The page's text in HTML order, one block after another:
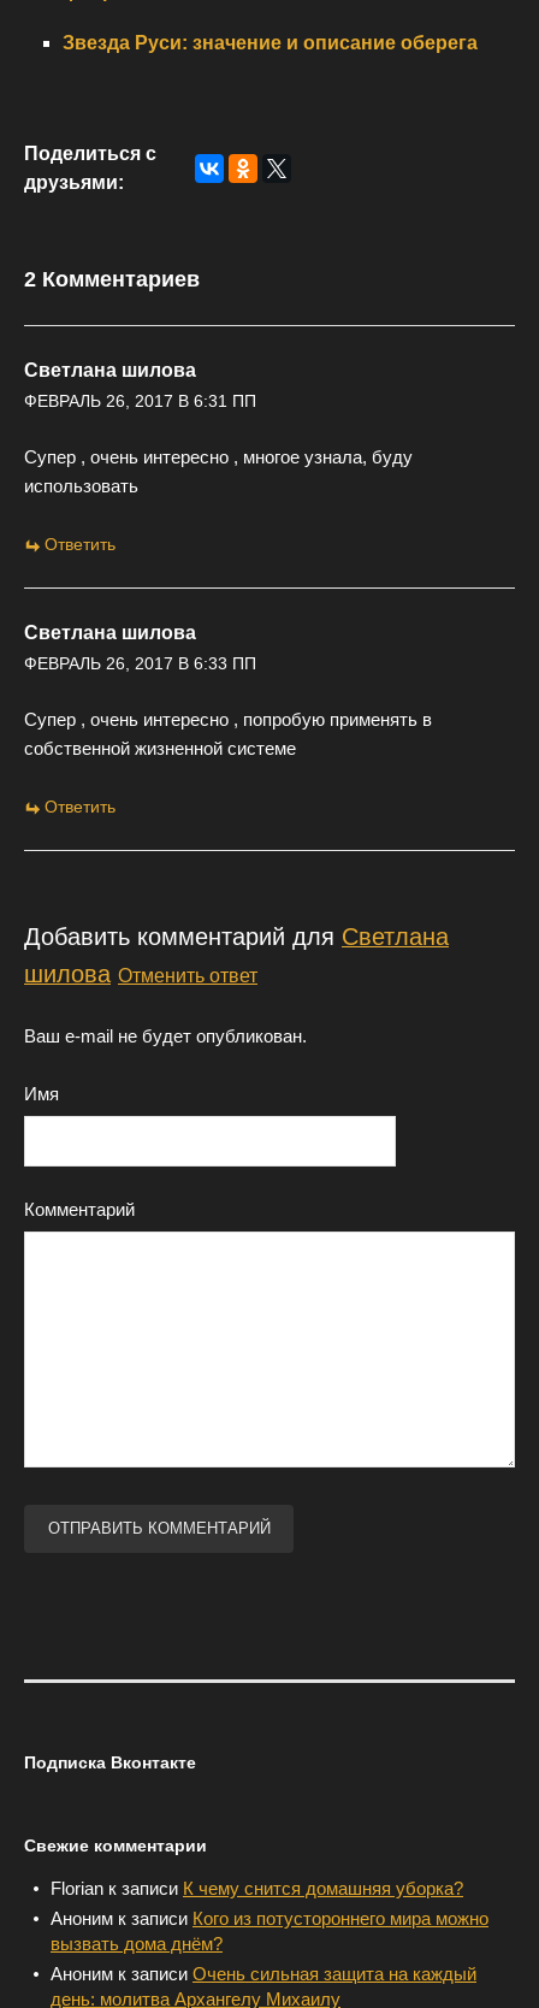
Звезда Руси: значение и описание оберега
Поделиться с
друзьями:
2 Комментариев
Светлана шилова
ФЕВРАЛЬ 26, 2017 В 6:31 ПП
Супер , очень интересно , многое узнала, буду
использовать
Ответить
Светлана шилова
ФЕВРАЛЬ 26, 2017 В 6:33 ПП
Супер , очень интересно , попробую применять в
собственной жизненной системе
Ответить
Добавить комментарий для Светлана
шилова Отменить ответ
Ваш e-mail не будет опубликован.
Имя
Комментарий
Подписка Вконтакте
Свежие комментарии
Florian к записи К чему снится домашняя уборка?
Аноним к записи Кого из потустороннего мира можно
вызвать дома днём?
Аноним к записи Очень сильная защита на каждый
день: молитва Архангелу Михаилу